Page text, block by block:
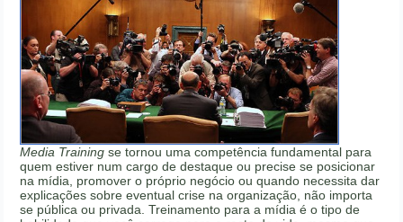
Media Training se tornou uma competência fundamental para
quem estiver num cargo de destaque ou precise se posicionar
na mídia, promover o próprio negócio ou quando necessita dar
explicações sobre eventual crise na organização, não importa
se pública ou privada. Treinamento para a mídia é o tipo de